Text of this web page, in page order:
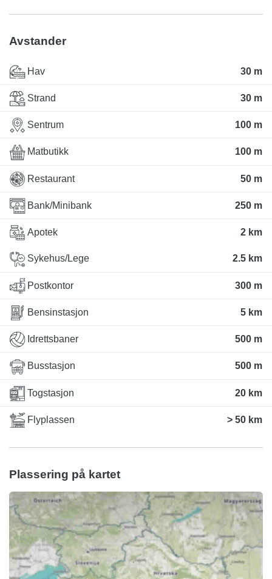
Avstander
Hav 30 m
Strand 30 m
Sentrum 100 m
Matbutikk 100 m
Restaurant 50 m
Bank/Minibank 250 m
Apotek 2 km
Sykehus/Lege 2.5 km
Postkontor 300 m
Bensinstasjon 5 km
Idrettsbaner 500 m
Busstasjon 500 m
Togstasjon 20 km
Flyplassen > 50 km
Plassering på kartet